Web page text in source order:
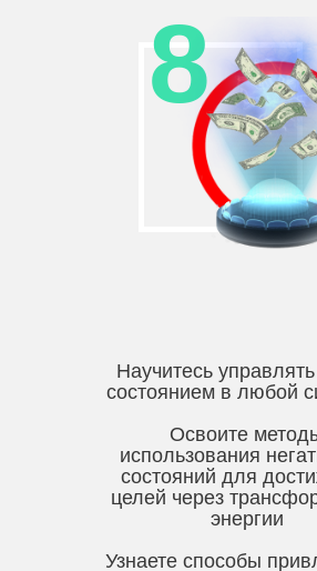
8
Научитесь
состоянием в любой
Освоите
использования
состояний для
целей через
энергии
Узнаете способы